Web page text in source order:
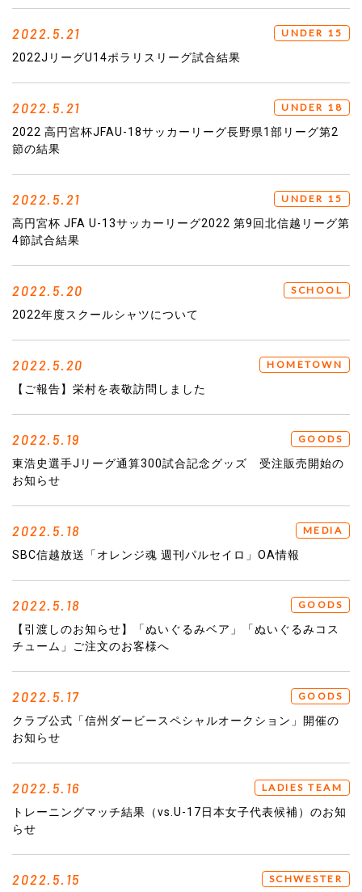
2022.5.21 UNDER 15
2022JリーグU14ポラリスリーグ試合結果
2022.5.21 UNDER 18
2022 高円宮杯JFAU-18サッカーリーグ長野県1部リーグ第2
節の結果
2022.5.21 UNDER 15
高円宮杯 JFA U-13サッカーリーグ2022 第9回北信越リーグ第
4節試合結果
2022.5.20 SCHOOL
2022年度スクールシャツについて
2022.5.20 HOMETOWN
【ご報告】栄村を表敬訪問しました
2022.5.19 GOODS
東浩史選手Jリーグ通算300試合記念グッズ 受注販売開始の
お知らせ
2022.5.18 MEDIA
SBC信越放送「オレンジ魂 週刊パルセイロ」OA情報
2022.5.18 GOODS
【引渡しのお知らせ】「ぬいぐるみベア」「ぬいぐるみコス
チューム」ご注文のお客様へ
2022.5.17 GOODS
クラブ公式「信州ダービースペシャルオークション」開催の
お知らせ
2022.5.16 LADIES TEAM
トレーニングマッチ結果（vs.U-17日本女子代表候補）のお知
らせ
2022.5.15 SCHWESTER